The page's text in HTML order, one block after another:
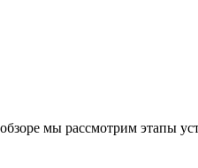
мы рассмотрим этапы